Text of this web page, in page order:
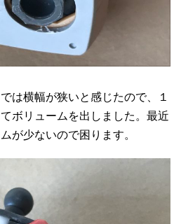
は横幅が狭いと感じたので、１
ボリュームを出しました。最近
が少ないので困ります。